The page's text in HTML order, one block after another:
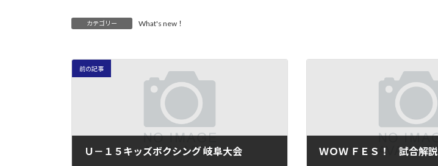
カテゴリー What's new！
前の記事
Ｕ－１５キッズボクシング 岐阜大会 ＷＯＷ ＦＥＳ！ 試合解説